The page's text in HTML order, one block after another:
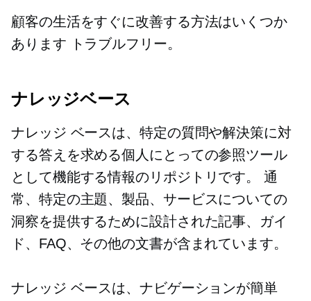
顧客の生活をすぐに改善する方法はいくつか
あります
トラブルフリー。
ナレッジベース
ナレッジ ベースは、特定の質問や解決策に対
する答えを求める個人にとっての参照ツール
として機能する情報のリポジトリです。 通
常、特定の主題、製品、サービスについての
洞察を提供するために設計された記事、ガイ
ド、FAQ、その他の文書が含まれています。
ナレッジ ベースは、ナビゲーションが簡単